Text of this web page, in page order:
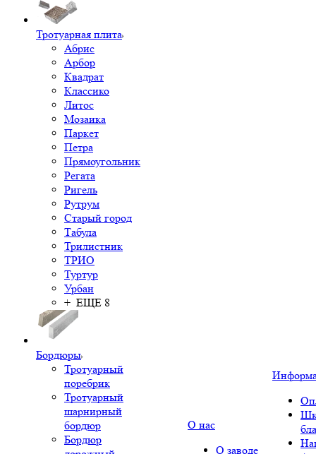
Тротуарная плита
Абрис
Арбор
Квадрат
Классико
Литос
Мозаика
Паркет
Петра
Прямоугольник
Регата
Ригель
Рутрум
Старый город
Табула
Трилистник
ТРИО
Туртур
Урбан
+ ЕЩЕ 8
Бордюры
Тротуарный
поребрик
Тротуарный
шарнирный
бордюр
Бордюр
О нас
О заводе